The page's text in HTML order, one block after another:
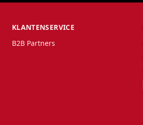
KLANTENSERVICE
B2B Partners